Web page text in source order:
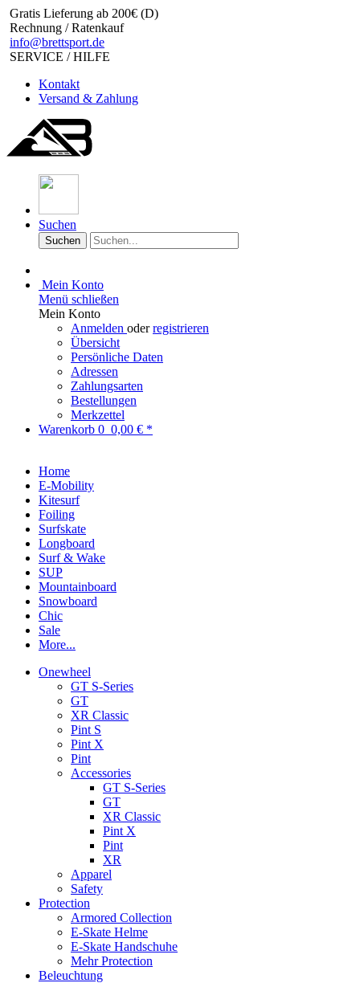
Gratis Lieferung ab 200€ (D)
Rechnung / Ratenkauf
info@brettsport.de
SERVICE / HILFE
Kontakt
Versand & Zahlung
Suchen
Suchen
Mein Konto
Menü schließen
Mein Konto
Anmelden oderregistrieren
Übersicht
Persönliche Daten
Adressen
Zahlungsarten
Bestellungen
Merkzettel
Warenkorb 0 0,00 € *
Home
E-Mobility
Kitesurf
Foiling
Surfskate
Longboard
Surf & Wake
SUP
Mountainboard
Snowboard
Chic
Sale
More...
Onewheel
GT S-Series
GT
XR Classic
Pint S
Pint X
Pint
Accessories
GT S-Series
GT
XR Classic
Pint X
Pint
XR
Apparel
Safety
Protection
Armored Collection
E-Skate Helme
E-Skate Handschuhe
Mehr Protection
Beleuchtung